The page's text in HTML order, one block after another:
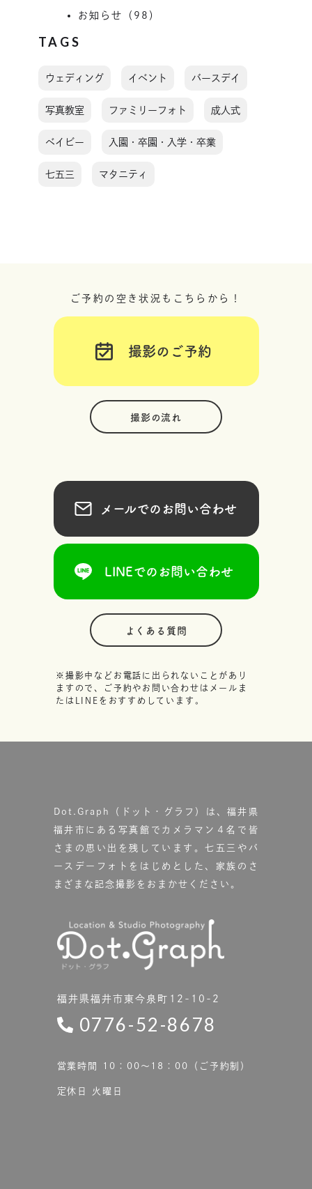
お知らせ（98）
TAGS
ウェディング イベント バースデイ
写真教室 ファミリーフォト 成人式
ベイビー 入園・卒園・入学・卒業
七五三 マタニティ
ご予約の空き状況もこちらから！
撮影のご予約
撮影の流れ
メールでのお問い合わせ
LINEでのお問い合わせ
よくある質問
※撮影中などお電話に出られないことがあり
ますので、ご予約やお問い合わせはメールま
たはLINEをおすすめしています。
Dot.Graph（ドット・グラフ）は、福井県
福井市にある写真館で カメラマン４名で皆
さまの思い出を残しています。七五三やバ
ースデーフォトをはじめとした、家族のさ
まざまな記念撮影をおまかせください。
福井県福井市東今泉町12-10-2
0776-52-8678
営業時間 10：00〜18：00（ご予約制）
定休日 火曜日